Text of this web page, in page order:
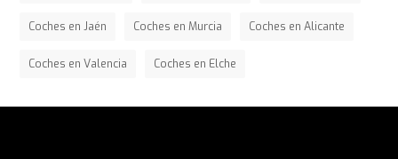
Coches en Jaén Coches en Murcia Coches en Alicante
Coches en Valencia Coches en Elche